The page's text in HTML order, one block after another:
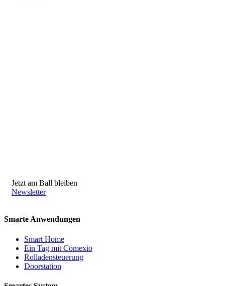
Jetzt am Ball bleiben
Newsletter
Smarte Anwendungen
Smart Home
Ein Tag mit Comexio
Rolladensteuerung
Doorstation